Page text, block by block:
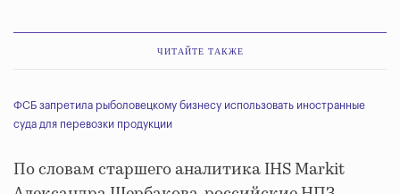
ЧИТАЙТЕ ТАКЖЕ
ФСБ запретила рыболовецкому бизнесу использовать иностранные
суда для перевозки продукции
По словам старшего аналитика IHS Markit